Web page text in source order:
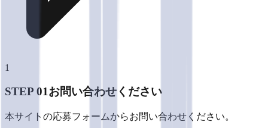
1
STEP 01お問い合わせください
本サイトの応募フォームからお問い合わせください。